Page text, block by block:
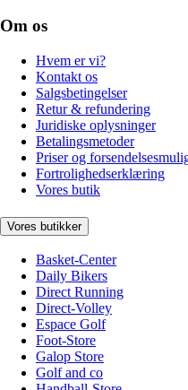
Om os
Hvem er vi?
Kontakt os
Salgsbetingelser
Retur & refundering
Juridiske oplysninger
Betalingsmetoder
Priser og
Fortrolighedserklæring
Vores butik
Vores butikker
Basket-Center
Daily Bikers
Direct Running
Direct-Volley
Espace Golf
Foot-Store
Galop Store
Golf and co